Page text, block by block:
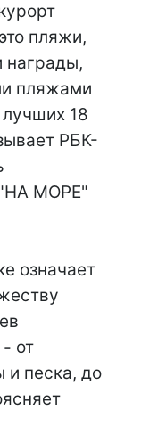
пляжи,
награды,
пляжами
18
РБК-
"НА МОРЕ"
означает
- от
и песка, до